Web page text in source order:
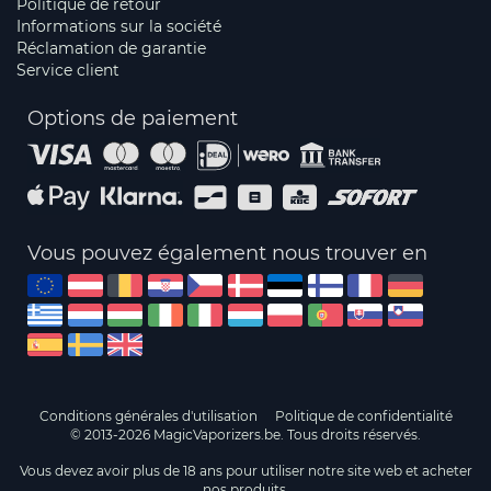
Politique de retour
Informations sur la société
Réclamation de garantie
Service client
Options de paiement
Vous pouvez également nous trouver en
Conditions générales d'utilisation
Politique de confidentialité
© 2013-2026 MagicVaporizers.be. Tous droits réservés.
Vous devez avoir plus de 18 ans pour utiliser notre site web et acheter